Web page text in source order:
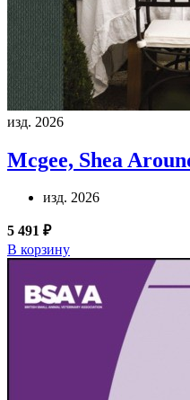
изд. 2026
Mcgee, Shea
изд. 2026
5 491 ₽
В корзину